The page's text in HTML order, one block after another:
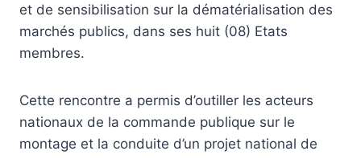
et de sensibilisation sur la dématérialisation des
marchés publics, dans ses huit (08) Etats
membres.
Cette rencontre a permis d’outiller les acteurs
nationaux de la commande publique sur le
montage et la conduite d’un projet national de